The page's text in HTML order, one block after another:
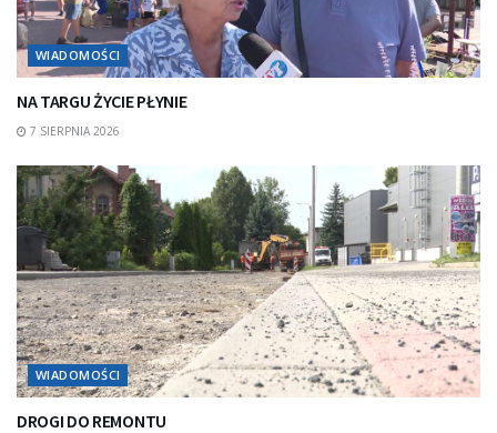
WIADOMOŚCI
NA TARGU ŻYCIE PŁYNIE
7 SIERPNIA 2026
WIADOMOŚCI
DROGI DO REMONTU